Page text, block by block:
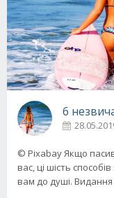
6
© Pixabay Якщо
вас, ці шість
вам до душі.